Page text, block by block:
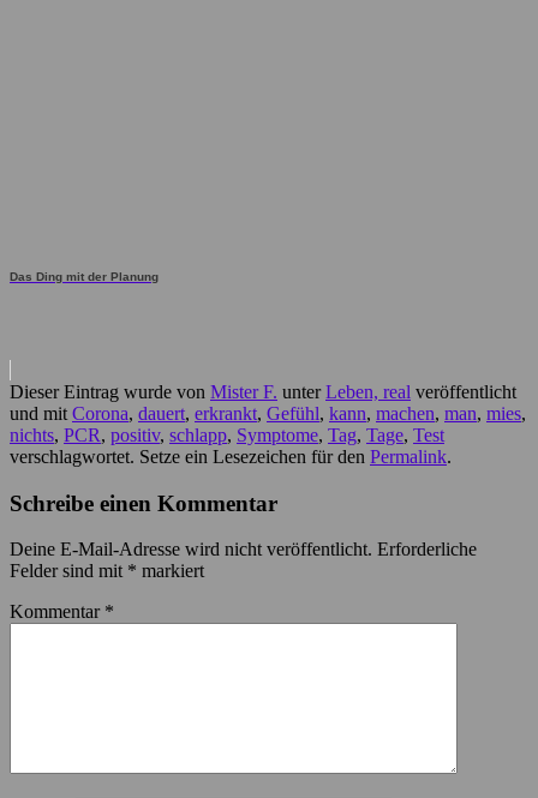
Das Ding mit der Planung
Dieser Eintrag wurde von Mister F. unterLeben, real veröffentlicht
und mit Corona, dauert, erkrankt, Gefühl, kann, machen, man, mies,
nichts, PCR, positiv, schlapp, Symptome, Tag, Tage, Test
verschlagwortet. Setze ein Lesezeichen für den Permalink.
Schreibe einen Kommentar
Deine E-Mail-Adresse wird nicht veröffentlicht. Erforderliche
Felder sind mit * markiert
Kommentar *